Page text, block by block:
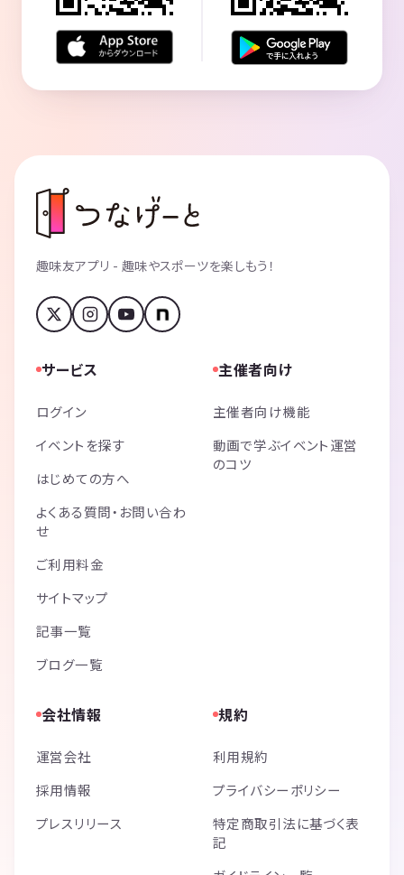
趣味友アプリ - 趣味やスポーツを楽しもう！
サービス
ログイン
イベントを探す
はじめての方へ
よくある質問・お問い合わ
せ
ご利用料金
サイトマップ
記事一覧
ブログ一覧
主催者向け
主催者向け機能
動画で学ぶイベント運営
のコツ
会社情報
運営会社
採用情報
プレスリリース
規約
利用規約
プライバシーポリシー
特定商取引法に基づく表
記